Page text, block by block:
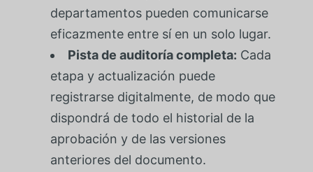
departamentos pueden comunicarse
eficazmente entre sí en un solo lugar.
Pista de auditoría completa: Cada
etapa y actualización puede
registrarse digitalmente, de modo que
dispondrá de todo el historial de la
aprobación y de las versiones
anteriores del documento.